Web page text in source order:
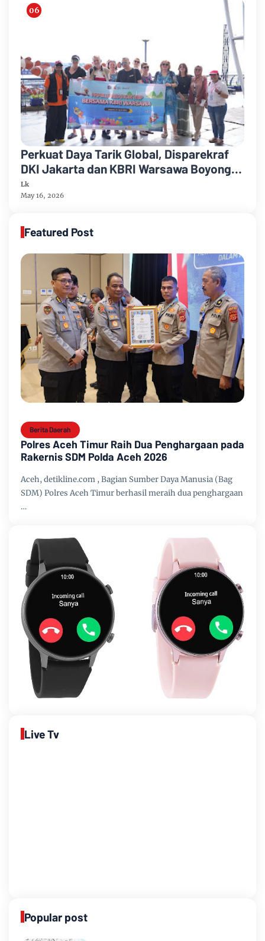
Perkuat Daya Tarik Global, Disparekraf
DKI Jakarta dan KBRI Warsawa Boyong
Delegasi Pariwisata Polandia ke
Kepulauan Seribu
Lk
May 16, 2026
Featured Post
Berita Daerah
Polres Aceh Timur Raih Dua Penghargaan pada
Rakernis SDM Polda Aceh 2026
Aceh, detikline.com , Bagian Sumber Daya Manusia (Bag
SDM) Polres Aceh Timur berhasil meraih dua penghargaan
…
Live Tv
Popular post